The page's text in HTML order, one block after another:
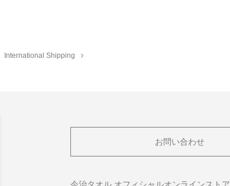
International Shipping
お問い合わせ